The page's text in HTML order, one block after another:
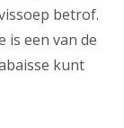
betrof.
is een van de
kunt